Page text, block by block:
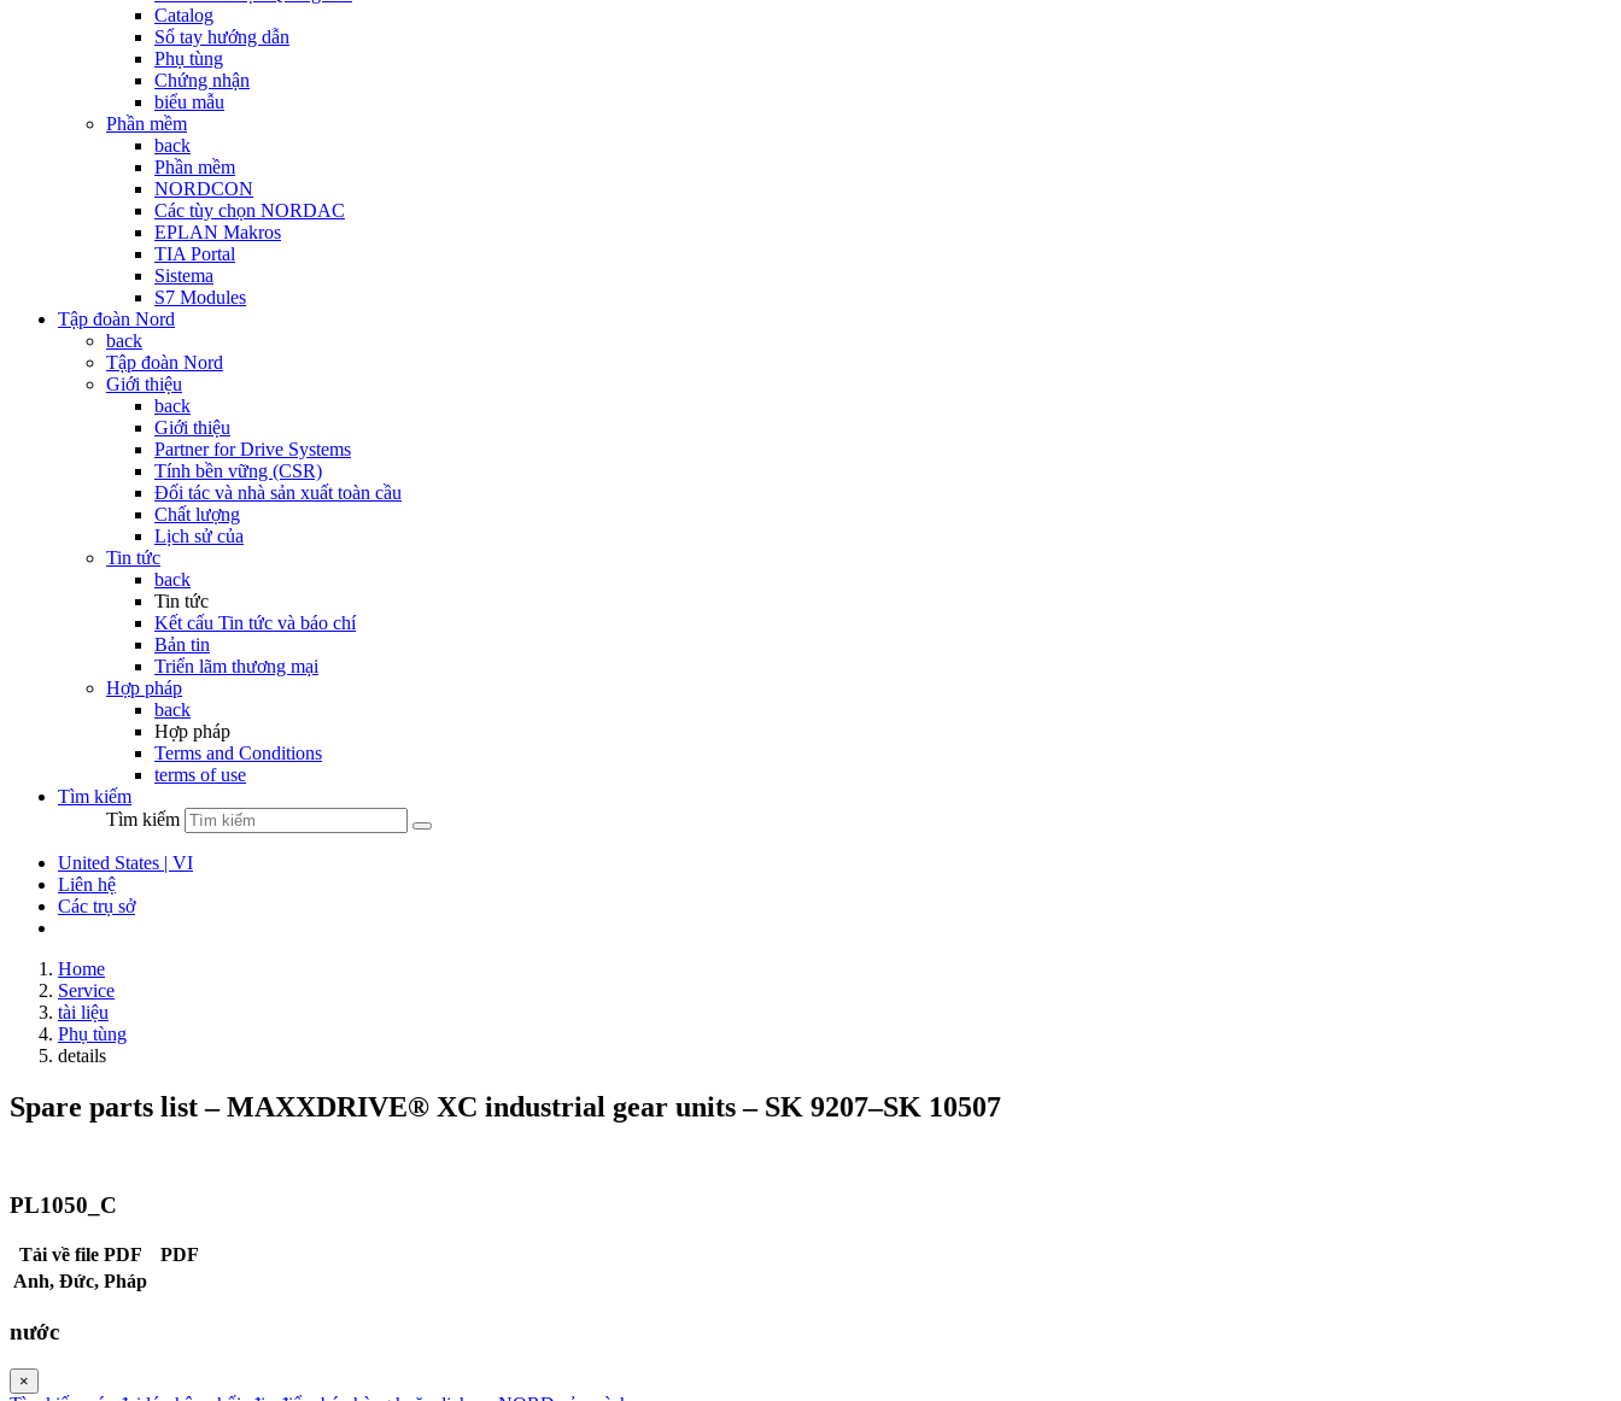
Catalog
Sổ tay hướng dẫn
Phụ tùng
Chứng nhận
biểu mẫu
Phần mềm
back
Phần mềm
NORDCON
Các tùy chọn NORDAC
EPLAN Makros
TIA Portal
Sistema
S7 Modules
Tập đoàn Nord
back
Tập đoàn Nord
Giới thiệu
back
Giới thiệu
Partner for Drive Systems
Tính bền vững (CSR)
Đối tác và nhà sản xuất toàn cầu
Chất lượng
Lịch sử của
Tin tức
back
Tin tức
Kết cấu Tin tức và báo chí
Bản tin
Triển lãm thương mại
Hợp pháp
back
Hợp pháp
Terms and Conditions
terms of use
Tìm kiếm
Tìm kiếm
United States | VI
Liên hệ
Các trụ sở
Home
Service
tài liệu
Phụ tùng
details
Spare parts list – MAXXDRIVE® XC industrial gear units – SK 9207–SK 10507
PL1050_C
Tải về file PDF
PDF
Anh, Đức, Pháp
nước
×